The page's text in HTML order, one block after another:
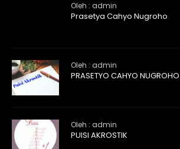
Oleh : admin
Prasetya Cahyo Nugroho
Oleh : admin
PRASETYO CAHYO NUGROHO
Oleh : admin
PUISI AKROSTIK